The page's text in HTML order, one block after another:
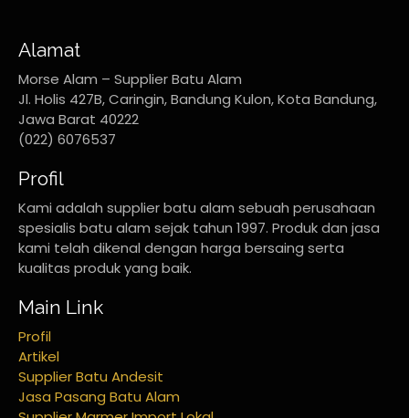
Alamat
Morse Alam – Supplier Batu Alam
Jl. Holis 427B, Caringin, Bandung Kulon, Kota Bandung,
Jawa Barat 40222
(022) 6076537
Profil
Kami adalah supplier batu alam sebuah perusahaan
spesialis batu alam sejak tahun 1997. Produk dan jasa
kami telah dikenal dengan harga bersaing serta
kualitas produk yang baik.
Main Link
Profil
Artikel
Supplier Batu Andesit
Jasa Pasang Batu Alam